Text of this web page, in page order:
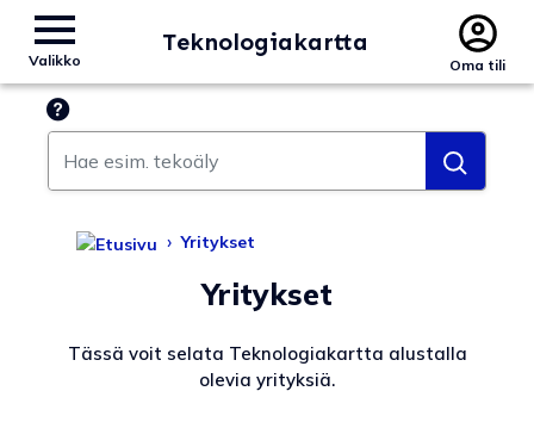
Valikko
Teknologiakartta
Oma tili
› Yritykset
Yritykset
Tässä voit selata Teknologiakartta alustalla
olevia yrityksiä.